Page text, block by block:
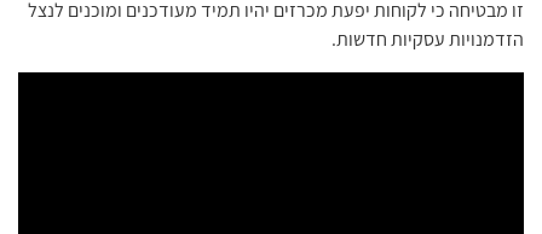
זו מבטיחה כי לקוחות יפעת מכרזים יהיו תמיד מעודכנים ומוכנים לנצל
הזדמנויות עסקיות חדשות.